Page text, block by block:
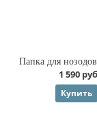
Папка для
1 590
Купить